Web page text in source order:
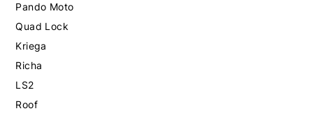
Pando Moto
Quad Lock
Kriega
Richa
LS2
Roof